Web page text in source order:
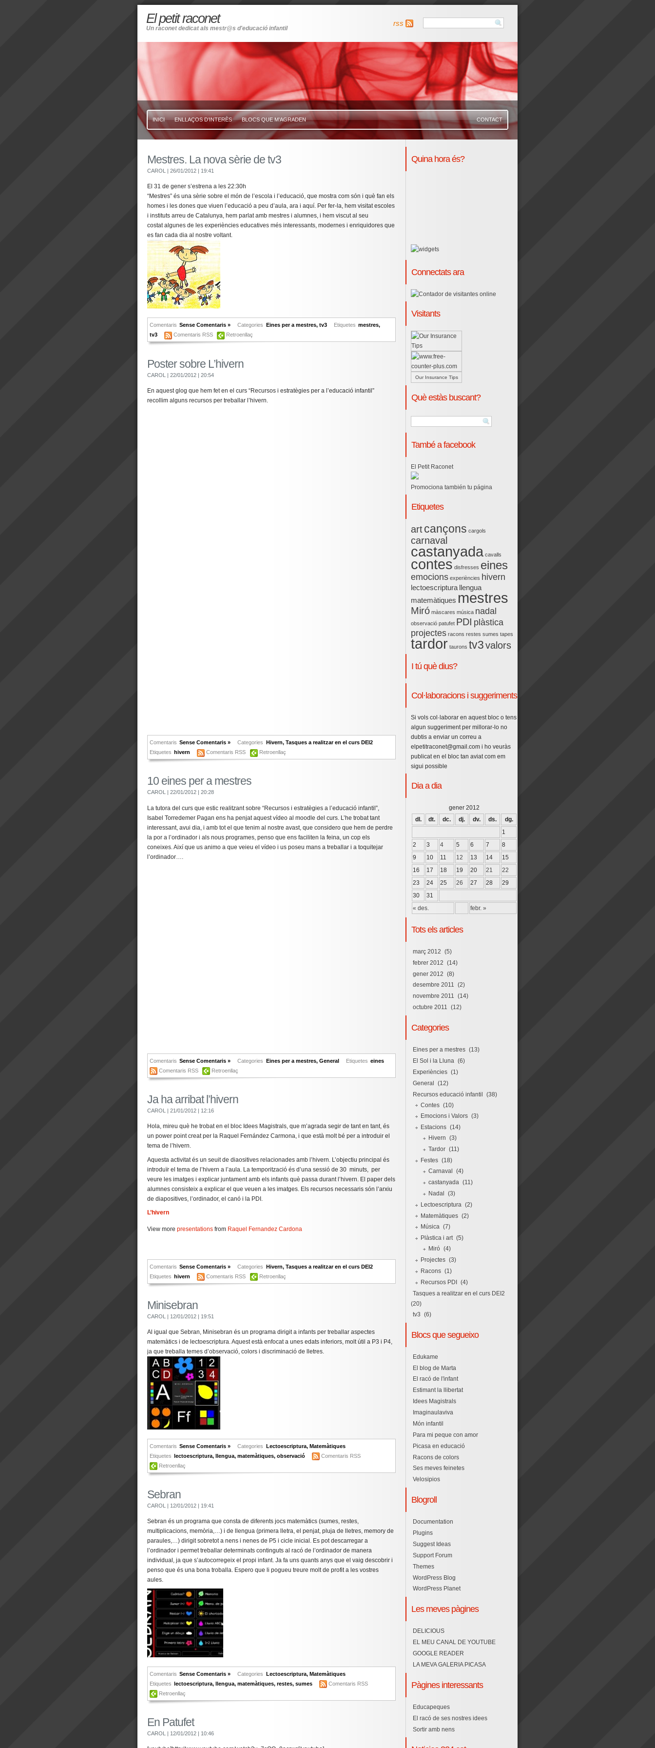
El petit raconet
Un raconet dedicat als mestr@s d'educació infantil
rss
INICI ENLLAÇOS D’INTERÈS BLOCS QUE M’AGRADEN CONTACT
Mestres. La nova sèrie de tv3
CAROL | 26/01/2012 | 19:41
El 31 de gener s’estrena a les 22:30h
“Mestres” és una sèrie sobre el món de l’escola i l’educació, que mostra com són i què fan els
homes i les dones que viuen l’educació a peu d’aula, ara i aquí. Per fer-la, hem visitat escoles
i instituts arreu de Catalunya, hem parlat amb mestres i alumnes, i hem viscut al seu
costat algunes de les experiències educatives més interessants, modernes i enriquidores que
es fan cada dia al nostre voltant.
Comentaris Sense Comentaris » Categories Eines per a mestres, tv3 Etiquetes mestres,
tv3
Comentaris RSS Retroenllaç
Poster sobre L’hivern
CAROL | 22/01/2012 | 20:54
En aquest glog que hem fet en el curs “Recursos i estratègies per a l’educació infantil”
recollim alguns recursos per treballar l’hivern.
Comentaris Sense Comentaris » Categories Hivern, Tasques a realitzar en el curs DEI2
Etiquetes
hivern Comentaris RSS Retroenllaç
10 eines per a mestres
CAROL | 22/01/2012 | 20:28
La tutora del curs que estic realitzant sobre “Recursos i estratègies a l’educació infantil”,
Isabel Torredemer Pagan ens ha penjat aquest vídeo al moodle del curs. L’he trobat tant
interessant, avui dia, i amb tot el que tenim al nostre avast, que considero que hem de perdre
la por a l’ordinador i als nous programes, penso que ens faciliten la feina, un cop els
coneixes. Així que us animo a que veieu el vídeo i us poseu mans a treballar i a toquitejar
l’ordinador….
Comentaris Sense Comentaris » Categories Eines per a mestres, General Etiquetes eines
Comentaris RSS
Retroenllaç
Ja ha arribat l’hivern
CAROL | 21/01/2012 | 12:16
Hola, mireu què he trobat en el bloc Idees Magistrals, que m’agrada segir de tant en tant, és
un power point creat per la Raquel Fernández Carmona, i que està molt bé per a introduir el
tema de l’hivern.
Aquesta activitat és un seuit de diaositives relacionades amb l’hivern. L’objectiu principal és
introduïr el tema de l’hivern a l’aula. La temporització és d’una sessió de 30 minuts, per
veure les imatges i explicar juntament amb els infants què passa durant l’hivern. El paper dels
alumnes consisteix a explicar el que veuen a les imatges. Els recursos necessaris són l’arxiu
de diapositives, l’ordinador, el canó i la PDI.
L’hivern
View more presentations from Raquel Fernandez Cardona
Comentaris Sense Comentaris » Categories Hivern, Tasques a realitzar en el curs DEI2
Etiquetes
hivern Comentaris RSS Retroenllaç
Minisebran
CAROL | 12/01/2012 | 19:51
Al igual que Sebran, Minisebran és un programa dirigit a infants per treballar aspectes
matemàtics i de lectoescriptura. Aquest està enfocat a unes edats inferiors, molt útil a P3 i P4,
ja que treballa temes d’observació, colors i discriminació de lletres.
Comentaris Sense Comentaris » Categories Lectoescriptura, Matemàtiques
Etiquetes lectoescriptura,llengua,matemàtiques,observació
Comentaris RSS
Retroenllaç
Sebran
CAROL | 12/01/2012 | 19:41
Sebran és un programa que consta de diferents jocs matemàtics (sumes, restes,
multiplicacions, memòria,…) i de llengua (primera lletra, el penjat, pluja de lletres, memory de
paraules,…) dirigit sobretot a nens i nenes de P5 i cicle inicial. Es pot descarregar a
l’ordinador i permet treballar determinats continguts al racó de l’ordinador de manera
individual, ja que s’autocorregeix el propi infant. Ja fa uns quants anys que el vaig descobrir i
penso que és una bona troballa. Espero que li pogueu treure molt de profit a les vostres
aules.
Comentaris Sense Comentaris » Categories Lectoescriptura, Matemàtiques
Etiquetes lectoescriptura,llengua,matemàtiques,restes,sumes
Comentaris RSS
Retroenllaç
En Patufet
CAROL | 12/01/2012 | 10:46
Quina hora és?
Connectats ara
Visitants
Our Insurance Tips
Què estàs buscant?
També a facebook
El Petit Raconet
Promociona también tu página
Etiquetes
artcançons cargols
carnaval
castanyada cavalls
contes disfresses eines
emocions experiències hivern
lectoescriptura llengua
matemàtiques mestres
Miró màscares música nadal
observació patufet PDI plàstica
projectes racons restes sumes tapes
tardor taurons tv3valors
I tú què dius?
Col·laboracions i suggeriments
Si vols col·laborar en aquest bloc o tens
algun suggeriment per millorar-lo no
dubtis a enviar un correu a
elpetitraconet@gmail.com i ho veuràs
publicat en el bloc tan aviat com em
sigui possible
Dia a dia
gener 2012
dl.
dt. dc. dj. dv. ds. dg.
« des. febr. »
1
2
3 4 5 6 7
8
9
10 11 12 13 14
15
16
17 18 19 20 21
22
23
24 25 26 27 28
29
30
31
Tots els articles
març 2012 (5)
febrer 2012 (14)
gener 2012 (8)
desembre 2011 (2)
novembre 2011 (14)
octubre 2011 (12)
Categories
Eines per a mestres (13)
El Sol i la Lluna (6)
Experiències (1)
General (12)
Recursos educació infantil (38)
Contes (10)
Emocions i Valors (3)
Estacions (14)
Hivern (3)
Tardor (11)
Festes (18)
Carnaval
(4)
castanyada (11)
Nadal (3)
Lectoescriptura (2)
Matemàtiques (2)
Música (7)
Plàstica i art (5)
Miró (4)
Projectes (3)
Racons (1)
Recursos PDI
(4)
Tasques a realitzar en el curs DEI2
(20)
tv3 (6)
Blocs que segueixo
Edukame
El blog de Marta
El racó de l'infant
Estimant la llibertat
Idees Magistrals
Imaginaulaviva
Món infantil
Para mi peque con amor
Picasa en educació
Racons de colors
Ses meves feinetes
Velosipios
Blogroll
Documentation
Plugins
Suggest Ideas
Support Forum
Themes
WordPress Blog
WordPress Planet
Les meves pàgines
DELICIOUS
EL MEU CANAL DE YOUTUBE
GOOGLE READER
LA MEVA GALERIA PICASA
Pàgines interessants
Educapeques
El racó de ses nostres idees
Sortir amb nens